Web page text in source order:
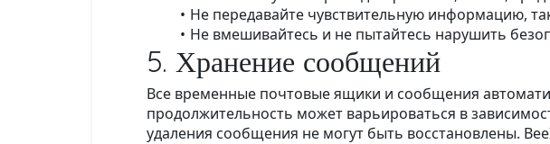
Не передавайте чувствительную информацию,
Не вмешивайтесь и не пытайтесь нарушить
5. Хранение сообщений
Все временные почтовые ящики и сообщения
продолжительность может варьироваться в
удаления сообщения не могут быть восстановлены.